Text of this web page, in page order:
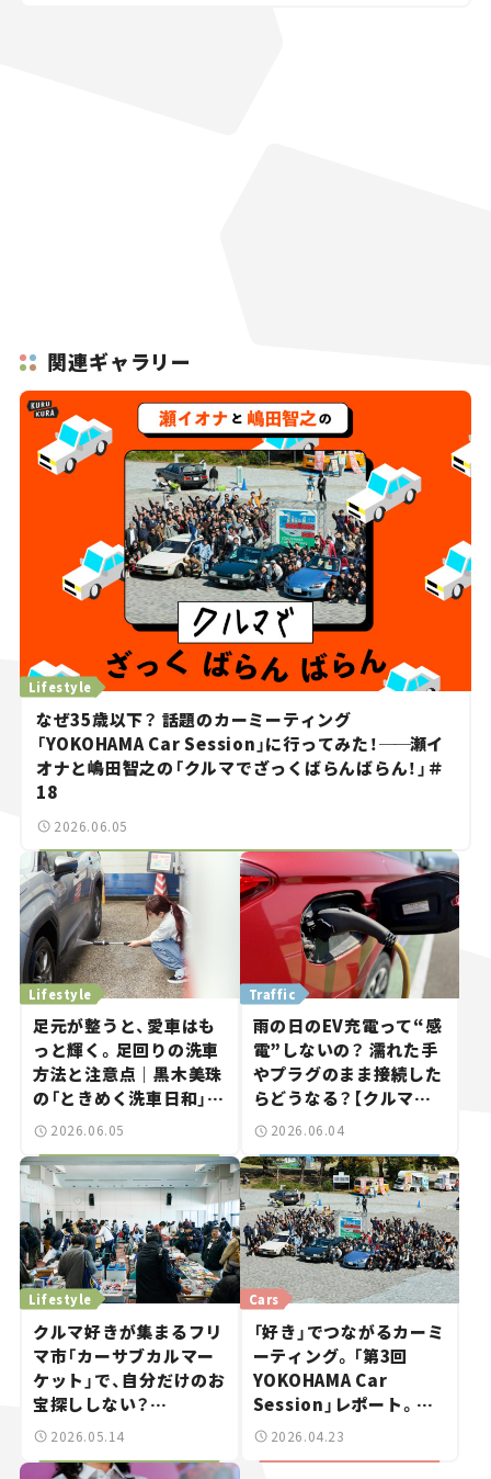
関連ギャラリー
Lifestyle
なぜ35歳以下？ 話題のカーミーティング
「YOKOHAMA Car Session」に行ってみた！──瀬イ
オナと嶋田智之の「クルマでざっくばらんばらん！」＃
18
2026.06.05
Lifestyle
足元が整うと、愛車はも
っと輝く。足回りの洗車
方法と注意点｜黒木美珠
の「ときめく洗車日和」
vol.03
2026.06.05
Traffic
雨の日のEV充電って“感
電”しないの？ 濡れた手
やプラグのまま接続した
らどうなる？【クルマの
知識】
2026.06.04
Lifestyle
クルマ好きが集まるフリ
マ市「カーサブカルマー
ケット」で、自分だけのお
宝探ししない？
――YOKOHAMA Car
2026.05.14
Cars
「好き」でつながるカーミ
ーティング。「第3回
YOKOHAMA Car
Session」レポート。ク
ルマは“自己表現”へ
2026.04.23